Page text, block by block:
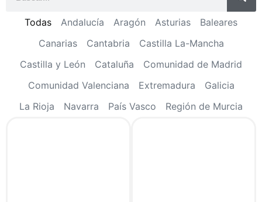
Andalucía Aragón Asturias
Baleares
Canarias
Cantabria
Castilla La-Mancha
Castilla y León
Cataluña
Comunidad de Madrid
Comunidad Valenciana
Extremadura
Galicia
La Rioja
Navarra País Vasco Región de Murcia
Todas